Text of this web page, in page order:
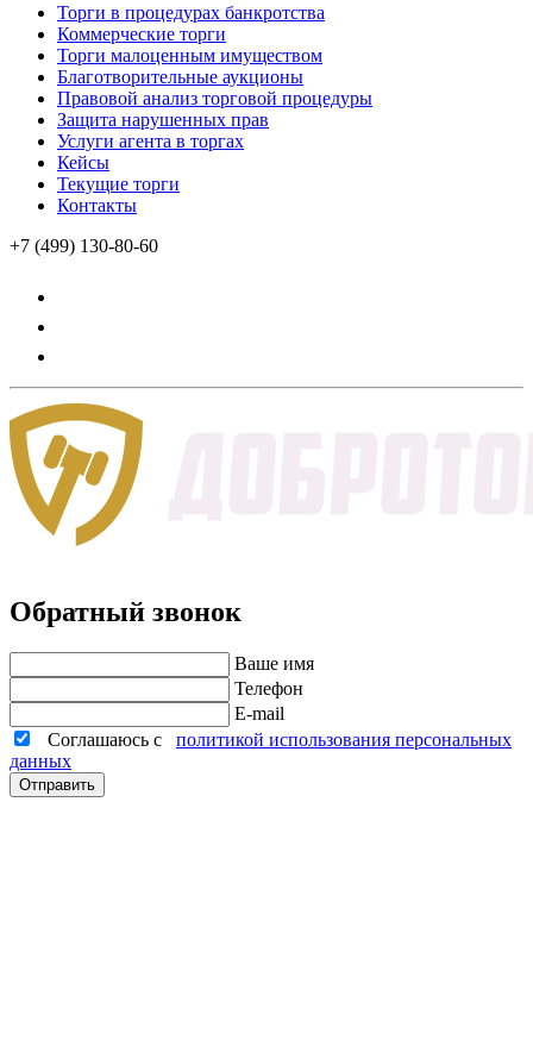
Торги в процедурах банкротства
Коммерческие торги
Торги малоценным имуществом
Благотворительные аукционы
Правовой анализ торговой процедуры
Защита нарушенных прав
Услуги агента в торгах
Кейсы
Текущие торги
Контакты
+7 (499) 130-80-60
Обратный звонок
Ваше имя
Телефон
E-mail
Соглашаюсь с политикой использования персональных
данных
Отправить